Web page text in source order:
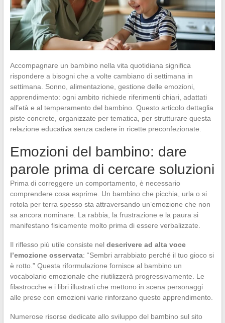
Accompagnare un bambino nella vita quotidiana significa
rispondere a bisogni che a volte cambiano di settimana in
settimana. Sonno, alimentazione, gestione delle emozioni,
apprendimento: ogni ambito richiede riferimenti chiari, adattati
all’età e al temperamento del bambino. Questo articolo dettaglia
piste concrete, organizzate per tematica, per strutturare questa
relazione educativa senza cadere in ricette preconfezionate.
Emozioni del bambino: dare
parole prima di cercare soluzioni
Prima di correggere un comportamento, è necessario
comprendere cosa esprime. Un bambino che picchia, urla o si
rotola per terra spesso sta attraversando un’emozione che non
sa ancora nominare. La rabbia, la frustrazione e la paura si
manifestano fisicamente molto prima di essere verbalizzate.
Il riflesso più utile consiste nel descrivere ad alta voce
l’emozione osservata: “Sembri arrabbiato perché il tuo gioco si
è rotto.” Questa riformulazione fornisce al bambino un
vocabolario emozionale che riutilizzerà progressivamente. Le
filastrocche e i libri illustrati che mettono in scena personaggi
alle prese con emozioni varie rinforzano questo apprendimento.
Numerose risorse dedicate allo sviluppo del bambino sul sito